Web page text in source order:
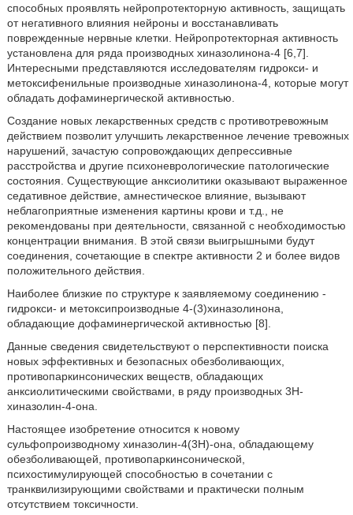
способных проявлять нейропротекторную активность, защищать
от негативного влияния нейроны и восстанавливать
поврежденные нервные клетки. Нейропротекторная активность
установлена для ряда производных хиназолинона-4 [6,7].
Интересными представляются исследователям гидрокси- и
метоксифенильные производные хиназолинона-4, которые могут
обладать дофаминергической активностью.
Создание новых лекарственных средств с противотревожным
действием позволит улучшить лекарственное лечение тревожных
нарушений, зачастую сопровождающих депрессивные
расстройства и другие психоневрологические патологические
состояния. Существующие анксиолитики оказывают выраженное
седативное действие, амнестическое влияние, вызывают
неблагоприятные изменения картины крови и т.д., не
рекомендованы при деятельности, связанной с необходимостью
концентрации внимания. В этой связи выигрышными будут
соединения, сочетающие в спектре активности 2 и более видов
положительного действия.
Наиболее близкие по структуре к заявляемому соединению -
гидрокси- и метоксипроизводные 4-(3)хиназолинона,
обладающие дофаминергической активностью [8].
Данные сведения свидетельствуют о перспективности поиска
новых эффективных и безопасных обезболивающих,
противопаркинсонических веществ, обладающих
анксиолитическими свойствами, в ряду производных 3H-
хиназолин-4-она.
Настоящее изобретение относится к новому
сульфопроизводному хиназолин-4(3Н)-она, обладающему
обезболивающей, противопаркинсонической,
психостимулирующей способностью в сочетании с
транквилизирующими свойствами и практически полным
отсутствием токсичности.